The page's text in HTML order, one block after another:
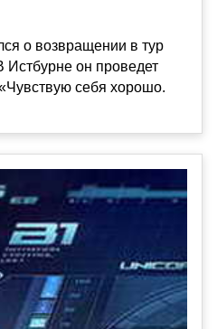
о возвращении в тур
Истбурне он проведет
себя хорошо.